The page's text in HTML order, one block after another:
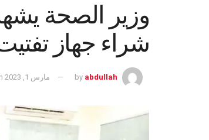
وزير الصحة
شراء جهاز
by abdullah مارس 1, 2023